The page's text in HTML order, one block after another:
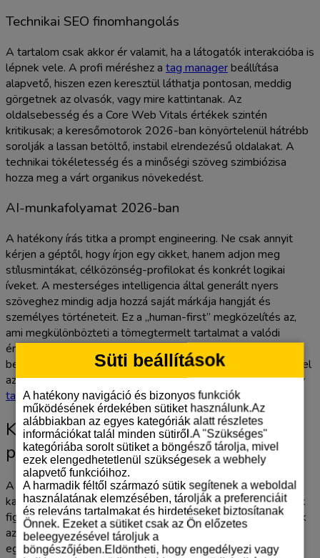
Süti beállítások
A hatékony navigáció és bizonyos funkciók
működésének érdekében sütiket használunk.Az
alábbiakban az egyes kategóriák alatt részletes
információkat talál minden sütiről.A "Szükséges"
kategóriába sorolt sütiket a böngésző tárolja, mivel
ezek elengedhetetlenül szükségesek a webhely
alapvető funkcióihoz.
A harmadik féltől származó sütik segítenek a weboldal
használatának elemzésében, tárolják a preferenciáit
és releváns tartalmakat és hirdetéseket biztosítanak
Önnek. Ezeket a sütiket csak az Ön előzetes
beleegyezésével tároljuk a
böngészőjében.Eldöntheti, hogy engedélyezi vagy
Technikai SEO finomhangolás
A tartalom csak akkor ér valamit, ha a látogatók interakcióba is
lépnek vele. A profi méréshez a tag managerbeállítása
alapvető, hiszen ezen keresztül láthatja pontosan, meddig
görgetnek az olvasók, vagy mire kattintanak. Az
oldalsebesség és a Core Web Vitals értékek szintén
kritikusak; a keresőmotorok 2026-ban könyörtelenül hátrébb
sorolják a lassan betöltő, instabil elrendezésű oldalakat. A
technikai tökéletesség és a minőségi szöveg szimbiózisa
hozza meg a várt organikus növekedést.
AI-munkafolyamat 2026-ban
A hatékony írás titka a prompt engineering. Ne csak annyit
kérjen a géptől, hogy írjon egy cikket, hanem adjon meg
stílusmintákat, célközönség-profilokat és konkrét logikai
íveket. A mesterséges intelligencia által generált nyers
szöveghez mindig adja hozzá saját márkája hangját és
személyes történeteit. Ez a „human-first” megközelítés az,
ami megkülönbözteti a tömegtermelt tartalmat a valódi
értéket képviselő bejegyzéstől. Ha úgy érzi, a technikai
beállítások és a stratégiai tartalomgyártás túl sok időt vesz el
az üzletmenettől, kérjen segítséget, és bízza a feladatot egy
tapasztalt online marketing ügynökségre.
Konverzió és mérés: Amikor a blog
profitot termel
A tartalomgyártás önmagában csak költség, ha nem
kapcsolódik hozzá tűpontos üzleti cél. 2026-ban a látogatók
figyelméért vívott harcban már nem engedheti meg magának
azt a luxust, hogy csak „érdekességeket” publikál. Minden
egyes leütött karakternek azt a célt kell szolgálnia, hogy az